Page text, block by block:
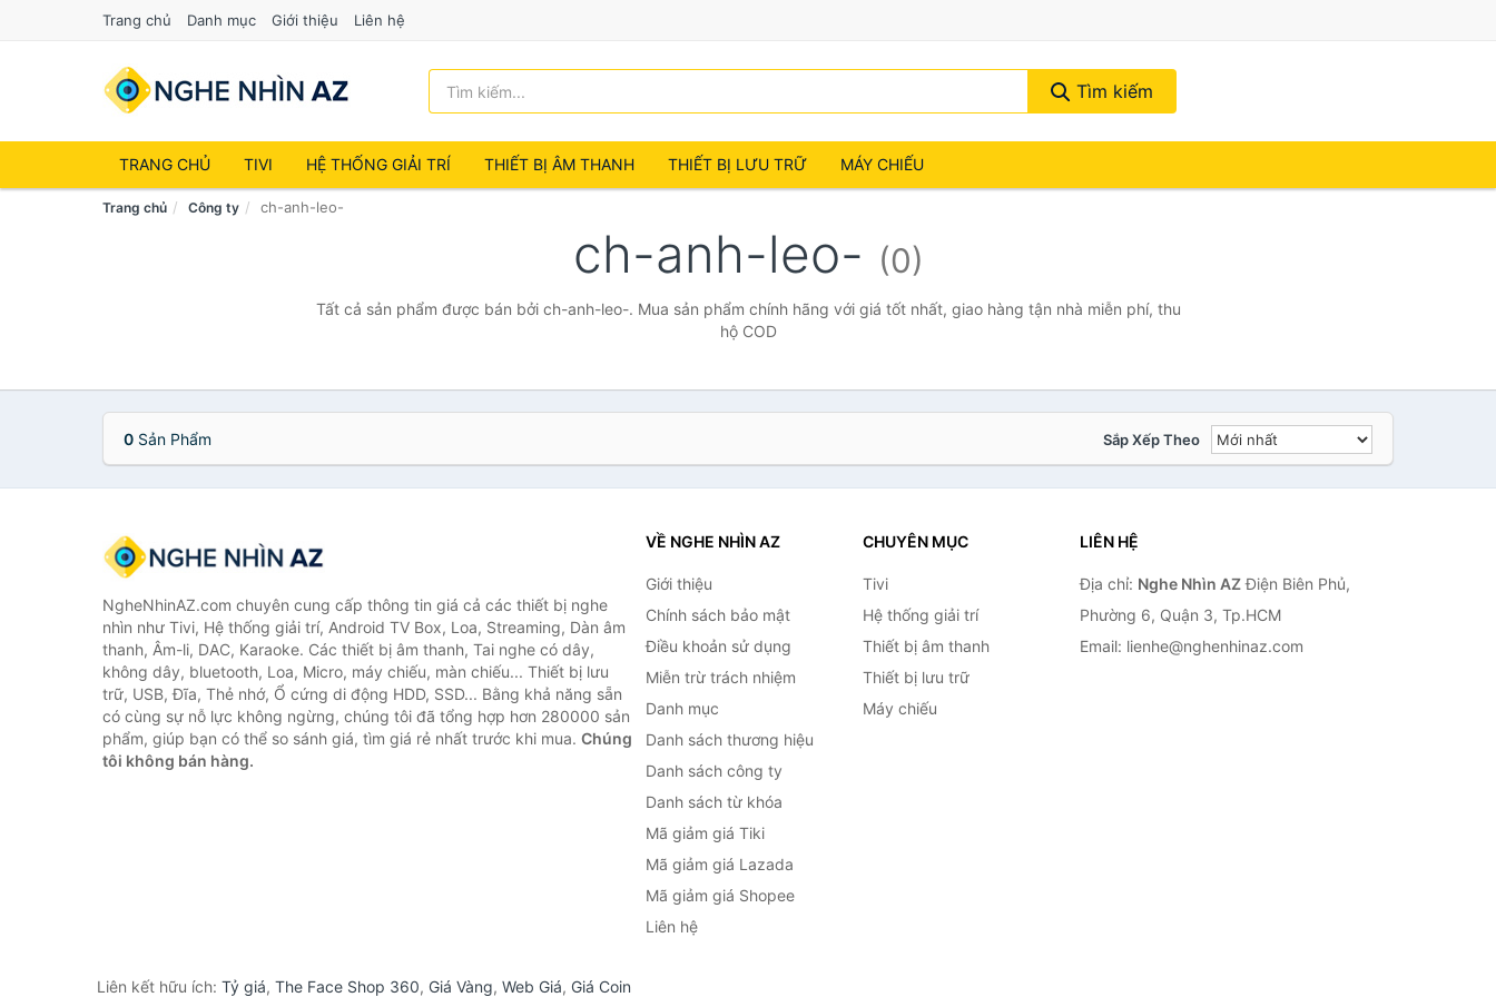
Trang chủ Danh mục Giới thiệu Liên hệ
Tìm kiếm
TRANG CHỦ TIVI HỆ THỐNG GIẢI TRÍ THIẾT BỊ ÂM THANH THIẾT BỊ LƯU TRỮ MÁY CHIẾU
Trang chủ Công ty ch-anh-leo-
ch-anh-leo- (0)
Tất cả sản phẩm được bán bởi ch-anh-leo-. Mua sản phẩm chính hãng với giá tốt nhất, giao hàng tận nhà miễn phí, thu
hộ COD
0 Sản Phẩm Sắp Xếp Theo
NgheNhinAZ.com chuyên cung cấp thông tin giá cả các thiết bị nghe
nhìn như Tivi, Hệ thống giải trí, Android TV Box, Loa, Streaming, Dàn âm
thanh, Âm-li, DAC, Karaoke. Các thiết bị âm thanh, Tai nghe có dây,
không dây, bluetooth, Loa, Micro, máy chiếu, màn chiếu... Thiết bị lưu
trữ, USB, Đĩa, Thẻ nhớ, Ổ cứng di động HDD, SSD... Bằng khả năng sẵn
có cùng sự nỗ lực không ngừng, chúng tôi đã tổng hợp hơn 280000 sản
phẩm, giúp bạn có thể so sánh giá, tìm giá rẻ nhất trước khi mua. Chúng
tôi không bán hàng.
VỀ NGHE NHÌN AZ
Giới thiệu
Chính sách bảo mật
Điều khoản sử dụng
Miễn trừ trách nhiệm
Danh mục
Danh sách thương hiệu
Danh sách công ty
Danh sách từ khóa
Mã giảm giá Tiki
Mã giảm giá Lazada
Mã giảm giá Shopee
Liên hệ
CHUYÊN MỤC
Tivi
Hệ thống giải trí
Thiết bị âm thanh
Thiết bị lưu trữ
Máy chiếu
LIÊN HỆ
Địa chỉ: Nghe Nhìn AZĐiện Biên Phủ,
Phường 6, Quận 3, Tp.HCM
Email: lienhe@nghenhinaz.com
Liên kết hữu ích: Tỷ giá, The Face Shop 360, Giá Vàng, Web Giá, Giá Coin